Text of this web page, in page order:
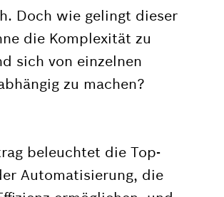
Doch wie gelingt dieser
die Komplexität zu
sich von einzelnen
zu machen?
beleuchtet die Top-
Automatisierung, die